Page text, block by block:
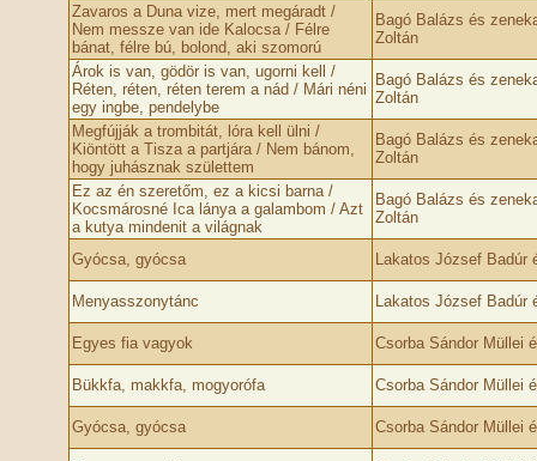
Zavaros a Duna vize, mert megáradt /
Nem messze van ide Kalocsa / Félre
bánat, félre bú, bolond, aki szomorú
Bagó Balázs és
Zoltán
Árok is van, gödör is van, ugorni kell /
Réten, réten, réten terem a nád / Mári néni
egy ingbe, pendelybe
Bagó Balázs és
Zoltán
Megfújják a trombitát, lóra kell ülni /
Kiöntött a Tisza a partjára / Nem bánom,
hogy juhásznak születtem
Bagó Balázs és
Zoltán
Ez az én szeretőm, ez a kicsi barna /
Kocsmárosné Ica lánya a galambom / Azt
a kutya mindenit a világnak
Bagó Balázs és
Zoltán
Gyócsa, gyócsa Lakatos József Badúr
Menyasszonytánc Lakatos József Badúr
Egyes fia vagyok Csorba Sándor Müllei
Bükkfa, makkfa, mogyorófa Csorba Sándor Müllei
Gyócsa, gyócsa Csorba Sándor Müllei